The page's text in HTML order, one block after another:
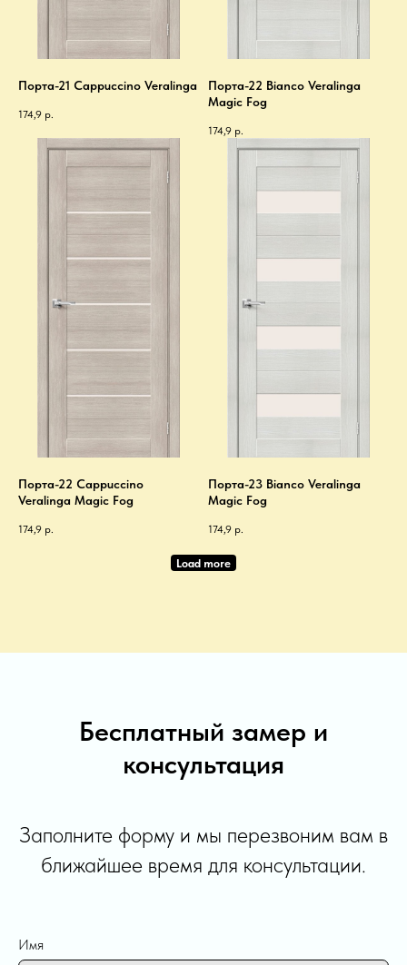
Порта-21 Cappuccino Veralinga
174,9 р.
Порта-22 Bianco Veralinga
Magic Fog
174,9 р.
Порта-22 Cappuccino
Veralinga Magic Fog
174,9 р.
Порта-23 Bianco Veralinga
Magic Fog
174,9 р.
Load more
Бесплатный замер и
консультация
Заполните форму и мы перезвоним вам в
ближайшее время для консультации.
Имя